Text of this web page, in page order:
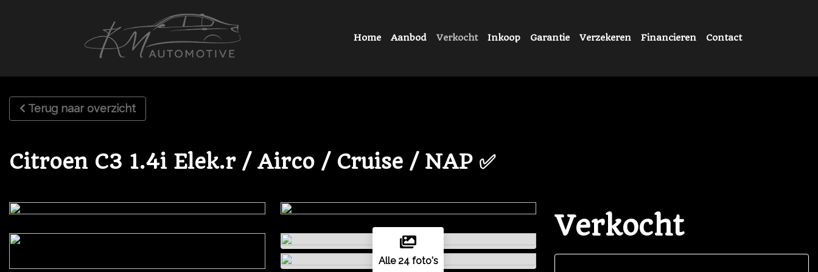
Home Aanbod Verkocht Inkoop Garantie Verzekeren Financieren Contact
Terug naar overzicht
Citroen C3 1.4i Elek.r / Airco / Cruise / NAP ✅
Alle 24 foto's
Verkocht